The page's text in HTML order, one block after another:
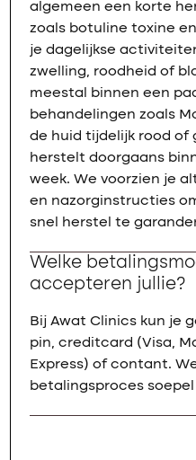
algemeen een korte
zoals botuline toxine
je dagelijkse
zwelling, roodheid of
meestal binnen een
behandelingen zoals
de huid tijdelijk rood of
herstelt doorgaans
week. We voorzien je
en nazorginstructies
snel herstel te
Welke
accepteren jullie?
Bij Awat Clinics kun je
pin, creditcard (Visa,
Express) of contant.
betalingsproces